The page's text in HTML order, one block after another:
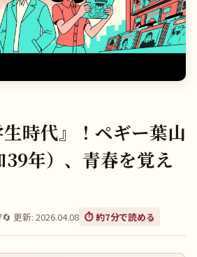
時代』！ペギー葉山
39年）、青春を覚え
🔄 更新: 2026.04.08 ⏱️ 約7分で読める